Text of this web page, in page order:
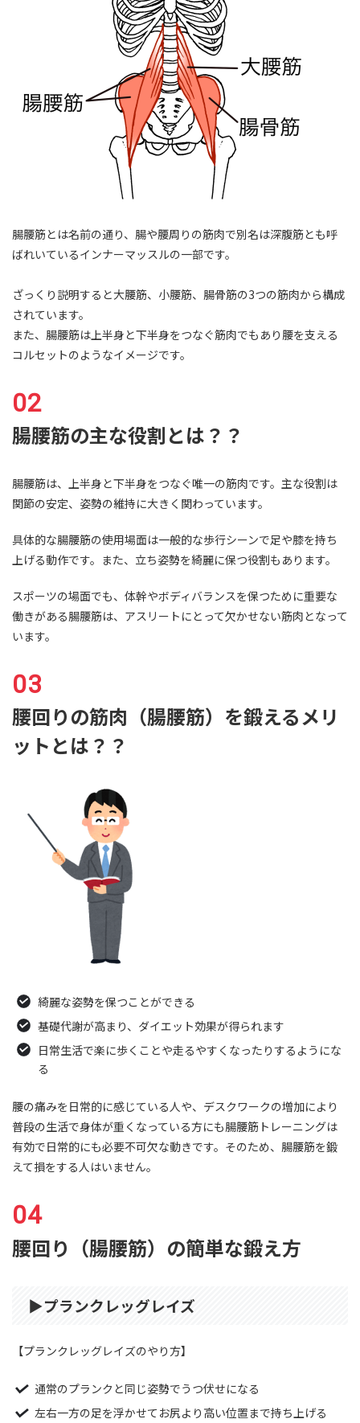
腸腰筋とは名前の通り、腸や腰周りの筋肉で別名は深腹筋とも呼
ばれいているインナーマッスルの一部です。
ざっくり説明すると大腰筋、小腰筋、腸骨筋の3つの筋肉から構成
されています。
また、腸腰筋は上半身と下半身をつなぐ筋肉でもあり腰を支える
コルセットのようなイメージです。
腸腰筋の主な役割とは？？
腸腰筋は、上半身と下半身をつなぐ唯一の筋肉です。主な役割は
関節の安定、姿勢の維持に大きく関わっています。
具体的な腸腰筋の使用場面は一般的な歩行シーンで足や膝を持ち
上げる動作です。また、立ち姿勢を綺麗に保つ役割もあります。
スポーツの場面でも、体幹やボディバランスを保つために重要な
働きがある腸腰筋は、アスリートにとって欠かせない筋肉となって
います。
腰回りの筋肉（腸腰筋）を鍛えるメリ
ットとは？？
綺麗な姿勢を保つことができる
基礎代謝が高まり、ダイエット効果が得られます
日常生活で楽に歩くことや走るやすくなったりするようにな
る
腰の痛みを日常的に感じている人や、デスクワークの増加により
普段の生活で身体が重くなっている方にも腸腰筋トレーニングは
有効で日常的にも必要不可欠な動きです。そのため、腸腰筋を鍛
えて損をする人はいません。
腰回り（腸腰筋）の簡単な鍛え方
▶︎プランクレッグレイズ
【プランクレッグレイズのやり方】
通常のプランクと同じ姿勢でうつ伏せになる
左右一方の足を浮かせてお尻より高い位置まで持ち上げる